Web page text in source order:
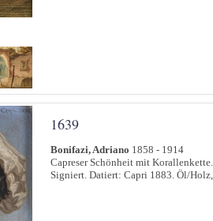
1639
Bonifazi, Adriano 1858 - 1914
Capreser Schönheit mit Korallenkette.
Signiert. Datiert: Capri 1883. Öl/